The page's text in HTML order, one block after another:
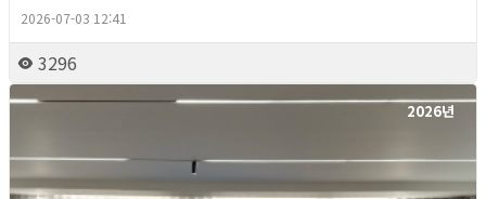
2026-07-03 12:41
3296
2026년